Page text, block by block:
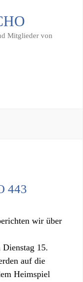
Mitglieder von
443
wir über
15.
auf die
Heimspiel